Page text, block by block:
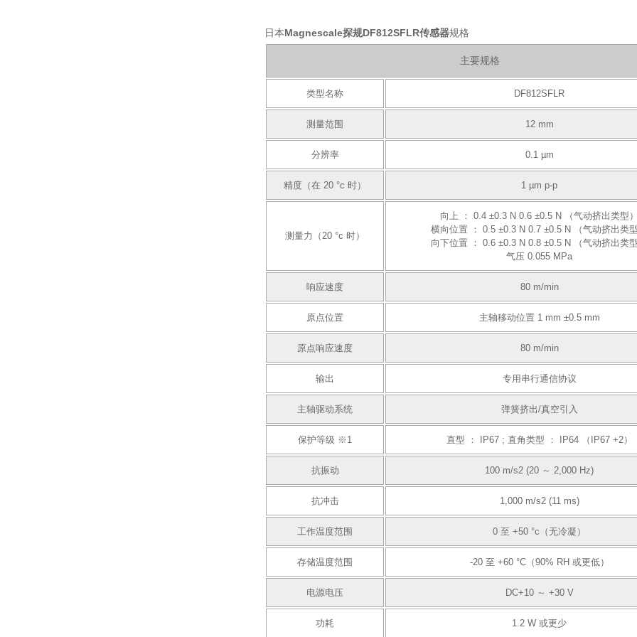
日本Magnescale探规DF812SFLR传感器规格
主要规格
类型名称 DF812SFLR
测量范围 12 mm
分辨率 0.1 µm
精度（在 20 °c 时） 1 µm p-p
测量力（20 °c 时）
向上 ： 0.4 ±0.3 N 0.6 ±0.5 N （气动挤出类型）
横向位置 ： 0.5 ±0.3 N 0.7 ±0.5 N （气动挤出类型
向下位置 ： 0.6 ±0.3 N 0.8 ±0.5 N （气动挤出类型
气压 0.055 MPa
响应速度 80 m/min
原点位置 主轴移动位置 1 mm ±0.5 mm
原点响应速度 80 m/min
输出 专用串行通信协议
主轴驱动系统 弹簧挤出/真空引入
保护等级 ※1 直型 ： IP67 ; 直角类型 ： IP64 （IP67 +2）
抗振动 100 m/s2 (20 ～ 2,000 Hz)
抗冲击 1,000 m/s2 (11 ms)
工作温度范围 0 至 +50 °c（无冷凝）
存储温度范围 -20 至 +60 °C（90% RH 或更低）
电源电压 DC+10 ～ +30 V
功耗 1.2 W 或更少